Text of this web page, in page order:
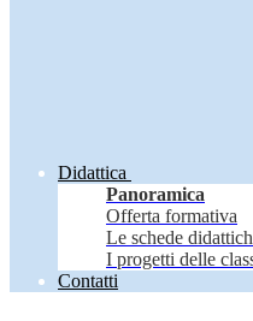
Didattica
Panoramica
Offerta formativa
Le schede
I progetti delle
Contatti